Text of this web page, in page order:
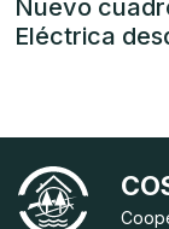
Nuevo
Eléctrica